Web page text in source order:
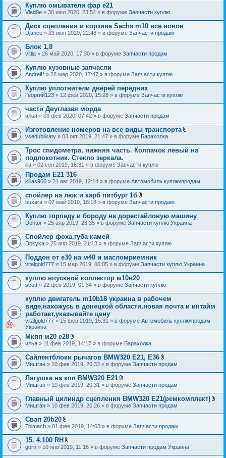
Куплю омыватели фар е21
Vlad9e » 30 июл 2020, 23:54 » в форуме Запчасти куплю
Диск сцепления и корзина Sachs m10 все новое
Djance » 23 июн 2020, 22:48 » в форуме Запчасти продам
Блок 1,8
vitlia » 26 май 2020, 17:30 » в форуме Запчасти продам
Куплю кузовные запчасли
AndreiI* » 28 мар 2020, 17:47 » в форуме Запчасти куплю
Куплю уплотнители дверей передних
Георгий123 » 12 фев 2020, 15:28 » в форуме Запчасти куплю
части Двуглазая морда
илья » 03 фев 2020, 07:42 » в форуме Запчасти продам
Изготовление номеров на все виды транспорта
о
ж
и
vsedublikaty » 03 окт 2019, 21:47 » в форуме Барахолка
Трос спидометра, нижняя часть. Колпачок левый на
подлокотник. Стекло зеркала.
ilia » 02 сен 2019, 16:31 » в форуме Запчасти куплю
Продам E21 316
killas966 » 21 авг 2019, 12:14 » в форуме Автомобиль куплю/продам
спойлер на люк и карб питбург 1б
В
о
ж
е
н
я
buxara » 07 май 2019, 18:18 » в форуме Запчасти продам
Куплю торпеду и бороду на дорестайловую машину
Dohtor » 25 апр 2019, 23:35 » в форуме Запчасти куплю Украина
Спойлер фоха,губа камей
Dokyka » 25 апр 2019, 21:13 » в форуме Запчасти куплю
Поддон от е30 на м40 и масломриемник
vitalgold777 » 15 мар 2019, 00:05 » в форуме Запчасти куплю Украина
куплю впускной коллектор м10в20
scott » 22 фев 2019, 01:34 » в форуме Запчасти куплю
куплю двигатель m10b18 украина в рабочем
виде,нахожусь в донецкой области,новая почта и интайм
работает,указывайте цену
vitalgold777 » 15 фев 2019, 15:31 » в форуме Автомобиль куплю/продам
Украина
Мкпп м20 е28
В
л
о
ж
е
н
и
я
илья » 11 фев 2019, 14:17 » в форуме Барахолка
Сайлентблоки рычагов BMW320 E21, Е36
В
о
е
н
и
я
Мишган » 10 фев 2019, 20:33 » в форуме Запчасти продам
Лягушка на кпп BMW320 E21
В
о
ж
е
н
я
Мишган » 10 фев 2019, 20:31 » в форуме Запчасти продам
Главный цилиндр сцепления BMW320 E21(ремкомплект)
о
н
Мишган » 10 фев 2019, 20:26 » в форуме Запчасти продам
Свап 20b20
В
о
ж
е
н
Tolmach » 01 фев 2019, 14:03 » в форуме Запчасти продам
15. 4.100 RH
В
gorn » 10 янв 2019, 11:16 » в форуме Запчасти продам Украина